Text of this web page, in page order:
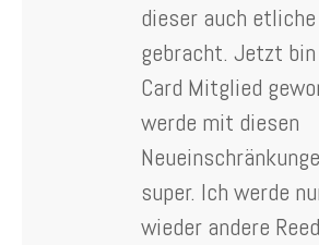
dieser auch etliche
gebracht. Jetzt
Card Mitglied
werde mit diesen
super. Ich werde
wieder andere